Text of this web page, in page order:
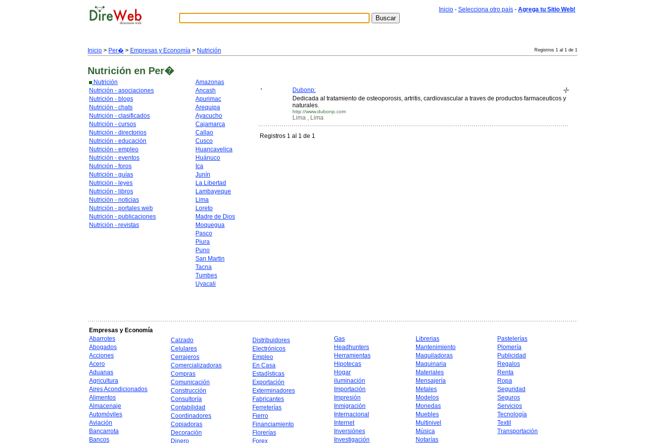
Inicio - Selecciona otro país - Agrega tu Sitio Web!
Inicio > Per� > Empresas y Economía > Nutrición Registros 1 al 1 de 1
Nutrición en Per�
Nutrición
Nutrición - asociaciones
Nutrición - blogs
Nutrición - chats
Nutrición - clasificados
Nutrición - cursos
Nutrición - directorios
Nutrición - educación
Nutrición - empleo
Nutrición - eventos
Nutrición - foros
Nutrición - guías
Nutrición - leyes
Nutrición - libros
Nutrición - noticias
Nutrición - portales web
Nutrición - publicaciones
Nutrición - revistas
Amazonas
Ancash
Apurimac
Arequipa
Ayacucho
Cajamarca
Callao
Cusco
Huancavelica
Huánuco
Ica
Junín
La Libertad
Lambayeque
Lima
Loreto
Madre de Dios
Moquegua
Pasco
Piura
Puno
San Martin
Tacna
Tumbes
Uyacali
Dubonp:
Dedicada al tratamiento de osteoporosis, artritis, cardiovascular a traves de productos farmaceuticos y
naturales.
http://www.dubonp.com
Lima , Lima
Registros 1 al 1 de 1
Empresas y Economía
Abarrotes
Abogados
Acciones
Acero
Aduanas
Agricultura
Aires Acondicionados
Alimentos
Almacenaje
Automóviles
Aviación
Bancarrota
Bancos
Calzado
Celulares
Cerrajeros
Comercializadoras
Compras
Comunicación
Construcción
Consultoría
Contabilidad
Coordinadores
Copiadoras
Decoración
Dinero
Distribuidores
Electrónicos
Empleo
En Casa
Estadísticas
Exportación
Exterminadores
Fabricantes
Ferreterías
Fierro
Financiamiento
Florerías
Forex
Gas
Headhunters
Herramientas
Hipotecas
Hogar
iluminación
Importación
Impresión
Inmigración
Internacional
Internet
Inversiónes
Investigación
Librerias
Mantenimiento
Maquiladoras
Maquinaria
Materiales
Mensajería
Metales
Modelos
Monedas
Muebles
Multinivel
Música
Notarías
Pastelerías
Plomería
Publicidad
Regalos
Renta
Ropa
Seguridad
Seguros
Servicios
Tecnología
Textil
Transportación